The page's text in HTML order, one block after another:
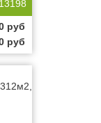
руб
руб